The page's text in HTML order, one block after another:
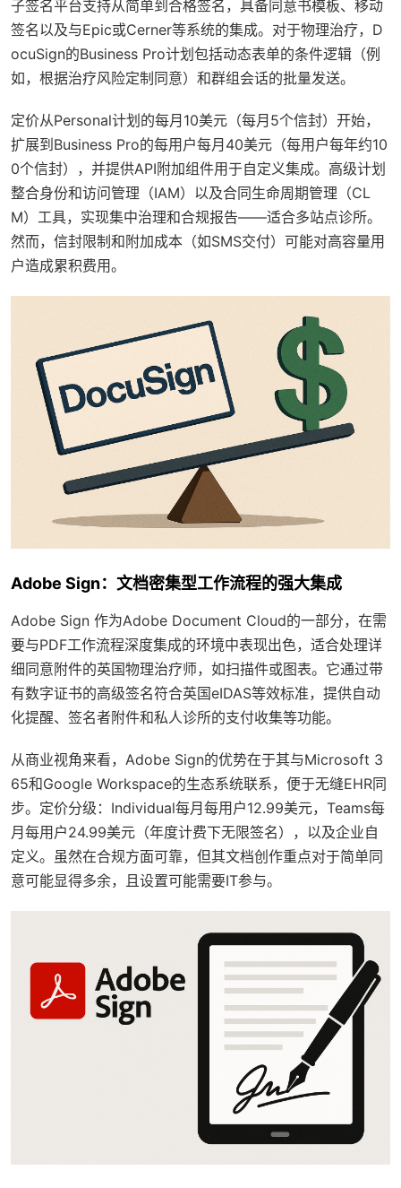
子签名平台支持从简单到合格签名，具备同意书模板、移动
签名以及与Epic或Cerner等系统的集成。对于物理治疗，D
ocuSign的Business Pro计划包括动态表单的条件逻辑（例
如，根据治疗风险定制同意）和群组会话的批量发送。
定价从Personal计划的每月10美元（每月5个信封）开始，
扩展到Business Pro的每用户每月40美元（每用户每年约10
0个信封），并提供API附加组件用于自定义集成。高级计划
整合身份和访问管理（IAM）以及合同生命周期管理（CL
M）工具，实现集中治理和合规报告——适合多站点诊所。
然而，信封限制和附加成本（如SMS交付）可能对高容量用
户造成累积费用。
Adobe Sign：文档密集型工作流程的强大集成
Adobe Sign 作为Adobe Document Cloud的一部分，在需
要与PDF工作流程深度集成的环境中表现出色，适合处理详
细同意附件的英国物理治疗师，如扫描件或图表。它通过带
有数字证书的高级签名符合英国eIDAS等效标准，提供自动
化提醒、签名者附件和私人诊所的支付收集等功能。
从商业视角来看，Adobe Sign的优势在于其与Microsoft 3
65和Google Workspace的生态系统联系，便于无缝EHR同
步。定价分级：Individual每月每用户12.99美元，Teams每
月每用户24.99美元（年度计费下无限签名），以及企业自
定义。虽然在合规方面可靠，但其文档创作重点对于简单同
意可能显得多余，且设置可能需要IT参与。